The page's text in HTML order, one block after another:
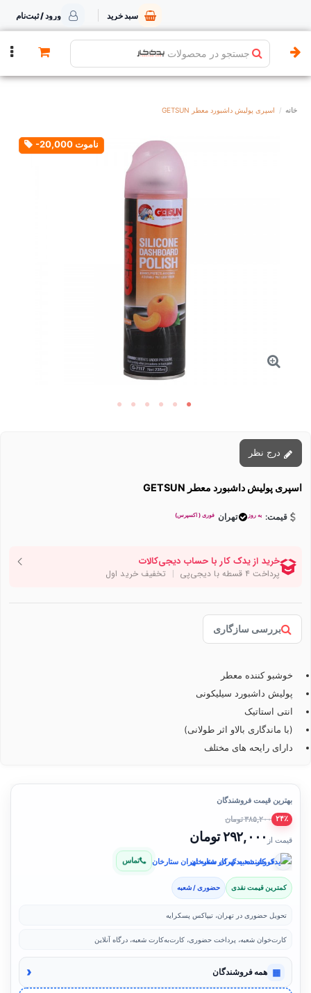
سبد خرید ورود / ثبت‌نام
جستجو در محصولات
خانه اسپری پولیش داشبورد معطر GETSUN
-20,000 تومان
اسپری پولیش داشبورد معطر GETSUN
قیمت: به روز تهران فوری ( اکسپرس)
بررسی سازگاری
خوشبو کننده معطر
پولیش داشبورد سیلیکونی
انتی استاتیک
(با ماندگاری بالاو اثر طولانی)
دارای رایحه های مختلف
بهترین قیمت فروشندگان
۲۴٪ ۳۸۵,۲۰۰ تومان
قیمت از ۲۹۲,۰۰۰ تومان
فروشنده: یدک کار شعبه تهران ستارخان تماس
کمترین قیمت نقدی حضوری / شعبه
تحویل حضوری در تهران، تیپاکس پسکرایه
کارت‌خوان شعبه، پرداخت حضوری، کارت‌به‌کارت شعبه، درگاه آنلاین
▦ همه فروشندگان ‹